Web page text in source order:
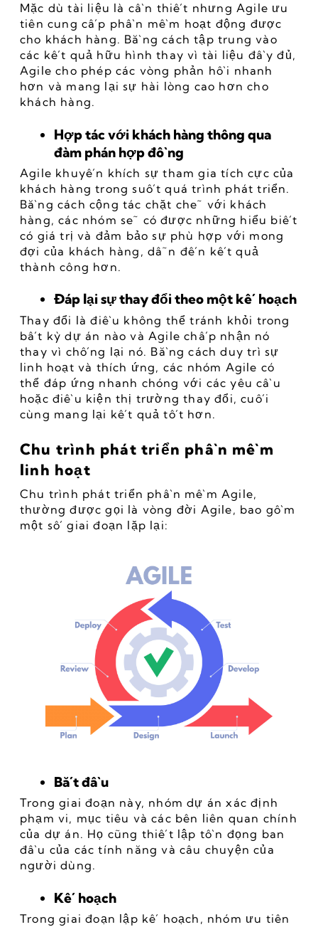
Mặc dù tài liệu là cần thiết nhưng Agile ưu
tiên cung cấp phần mềm hoạt động được
cho khách hàng. Bằng cách tập trung vào
các kết quả hữu hình thay vì tài liệu đầy đủ,
Agile cho phép các vòng phản hồi nhanh
hơn và mang lại sự hài lòng cao hơn cho
khách hàng.
Hợp tác với khách hàng thông qua
đàm phán hợp đồng
Agile khuyến khích sự tham gia tích cực của
khách hàng trong suốt quá trình phát triển.
Bằng cách cộng tác chặt chẽ với khách
hàng, các nhóm sẽ có được những hiểu biết
có giá trị và đảm bảo sự phù hợp với mong
đợi của khách hàng, dẫn đến kết quả
thành công hơn.
Đáp lại sự thay đổi theo một kế hoạch
Thay đổi là điều không thể tránh khỏi trong
bất kỳ dự án nào và Agile chấp nhận nó
thay vì chống lại nó. Bằng cách duy trì sự
linh hoạt và thích ứng, các nhóm Agile có
thể đáp ứng nhanh chóng với các yêu cầu
hoặc điều kiện thị trường thay đổi, cuối
cùng mang lại kết quả tốt hơn.
Chu trình phát triển phần mềm
linh hoạt
Chu trình phát triển phần mềm Agile,
thường được gọi là vòng đời Agile, bao gồm
một số giai đoạn lặp lại:
Bắt đầu
Trong giai đoạn này, nhóm dự án xác định
phạm vi, mục tiêu và các bên liên quan chính
của dự án. Họ cũng thiết lập tồn đọng ban
đầu của các tính năng và câu chuyện của
người dùng.
Kế hoạch
Trong giai đoạn lập kế hoạch, nhóm ưu tiên